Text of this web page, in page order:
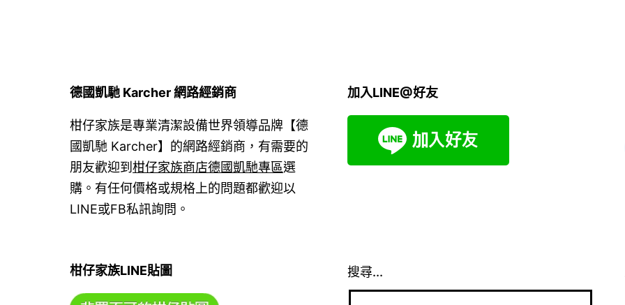
德國凱馳 Karcher 網路經銷商
柑仔家族是專業清潔設備世界領導品牌【德
國凱馳 Karcher】的網路經銷商，有需要的
朋友歡迎到 柑仔家族商店德國凱馳專區選
購。有任何價格或規格上的問題都歡迎以
LINE或FB私訊詢問。
加入LINE@好友
柑仔家族LINE貼圖 搜尋...